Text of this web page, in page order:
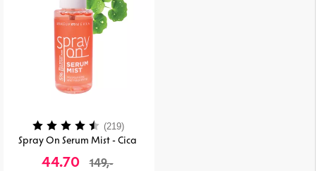
Spray On Serum Mist - Cica
44.70 149,-
Karakter: (219)